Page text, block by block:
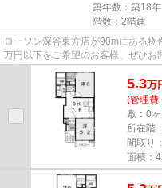
築年数：築18年
階数：2階建
ローソン深谷東方店が90mにある
万円以下をご希望のお客様、ぜひお
5.3万
(管理費
敷：0
所在階
間取り
面積：